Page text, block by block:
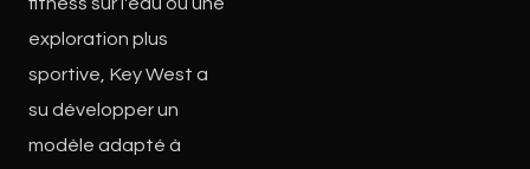
exploration plus
sportive, Key West a
su développer un
modèle adapté à